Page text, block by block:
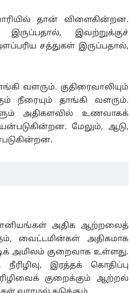
தான் விளைகின்றன.
இவற்றுக்குச்
சத்துகள் இருப்பதால்,
வளரும். குதிரைவாலியும்
நீரையும் தாங்கி வளரும்.
அதிகளவில் உணவாகக்
மேலும், ஆடு,
அதிக ஆற்றலைத்
வைட்டமின்கள் அதிகமாக
அமிலம் குறைவாக உள்ளது.
இரத்தக் கொதிப்பு
குறைக்கும் ஆற்றல்